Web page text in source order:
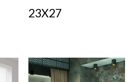
23X27